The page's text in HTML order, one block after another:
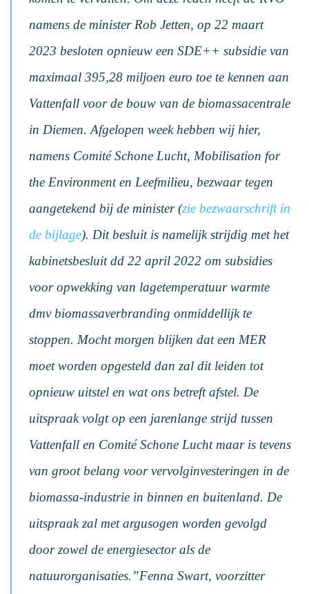
namens de minister Rob Jetten, op 22 maart
2023 besloten opnieuw een SDE++ subsidie van
maximaal 395,28 miljoen euro toe te kennen aan
Vattenfall voor de bouw van de biomassacentrale
in Diemen. Afgelopen week hebben wij hier,
namens Comité Schone Lucht, Mobilisation for
the Environment en Leefmilieu, bezwaar tegen
aangetekend bij de minister (zie bezwaarschrift in
de bijlage). Dit besluit is namelijk strijdig met het
kabinetsbesluit dd 22 april 2022 om subsidies
voor opwekking van lagetemperatuur warmte
dmv biomassaverbranding onmiddellijk te
stoppen. Mocht morgen blijken dat een MER
moet worden opgesteld dan zal dit leiden tot
opnieuw uitstel en wat ons betreft afstel. De
uitspraak volgt op een jarenlange strijd tussen
Vattenfall en Comité Schone Lucht maar is tevens
van groot belang voor vervolginvesteringen in de
biomassa-industrie in binnen en buitenland. De
uitspraak zal met argusogen worden gevolgd
door zowel de energiesector als de
natuurorganisaties.”Fenna Swart, voorzitter